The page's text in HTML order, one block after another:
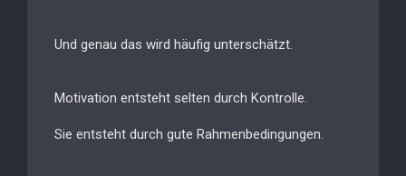
Und genau das wird häufig unterschätzt.
Motivation entsteht selten durch Kontrolle.
Sie entsteht durch gute Rahmenbedingungen.